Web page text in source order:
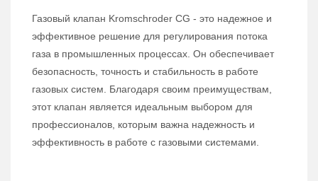
Газовый клапан Kromschroder CG - это надежное и
эффективное решение для регулирования потока
газа в промышленных процессах. Он обеспечивает
безопасность, точность и стабильность в работе
газовых систем. Благодаря своим преимуществам,
этот клапан является идеальным выбором для
профессионалов, которым важна надежность и
эффективность в работе с газовыми системами.